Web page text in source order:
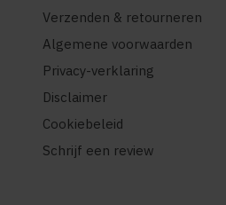
Verzenden & retourneren
Algemene voorwaarden
Privacy-verklaring
Disclaimer
Cookiebeleid
Schrijf een review